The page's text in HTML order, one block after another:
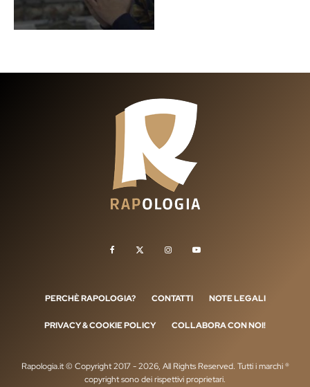
PERCHÈ RAPOLOGIA? CONTATTI NOTE LEGALI
PRIVACY & COOKIE POLICY COLLABORA CON NOI!
Rapologia.it © Copyright 2017 - 2026, All Rights Reserved. Tutti i marchi ®
copyright sono dei rispettivi proprietari.